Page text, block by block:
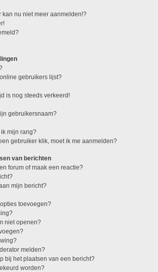
kan nu niet meer aanmelden!?
gebruikers lijst?
is nog steeds verkeerd!
gebruikersnaam?
mijn rang?
gebruiker klik, moet ik me aanmelden?
van berichten
forum of maak een reactie?
mijn bericht?
toevoegen?
niet openen?
melden?
bij het plaatsen van een bericht?
worden?